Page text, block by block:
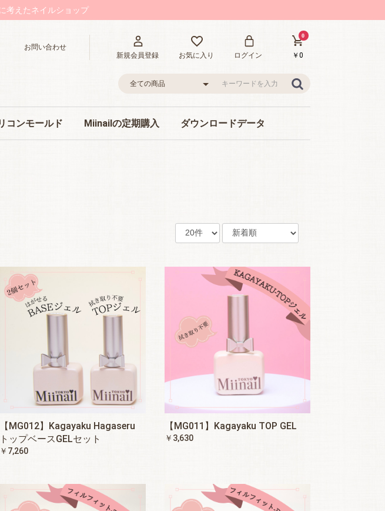
考えたネイルショップ
お問い合わせ
新規会員登録
お気に入り ログイン
0
￥0
コンモールド Miinailの定期購入 ダウンロードデータ
【MG012】Kagayaku Hagaseru
トップベースGELセット
￥7,260
【MG011】Kagayaku TOP GEL
￥3,630